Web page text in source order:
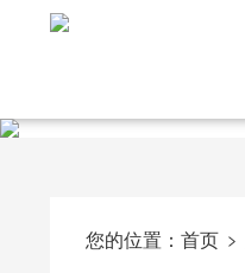
您的位置： 首页